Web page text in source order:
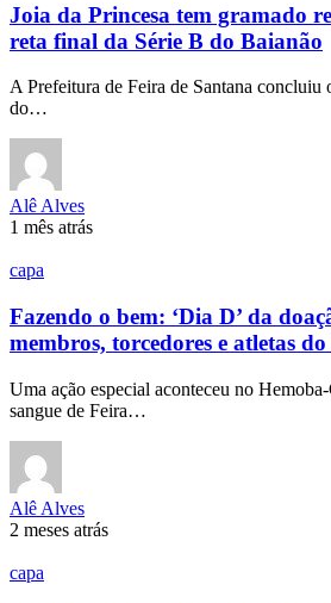
Joia da Princesa tem gramado
reta final da Série B do Baianão
A Prefeitura de Feira de Santana concluiu
do…
Alê Alves
1 mês atrás
capa
Fazendo o bem: ‘Dia D’ da
membros, torcedores e atletas
Uma ação especial aconteceu no
sangue de Feira…
Alê Alves
2 meses atrás
capa